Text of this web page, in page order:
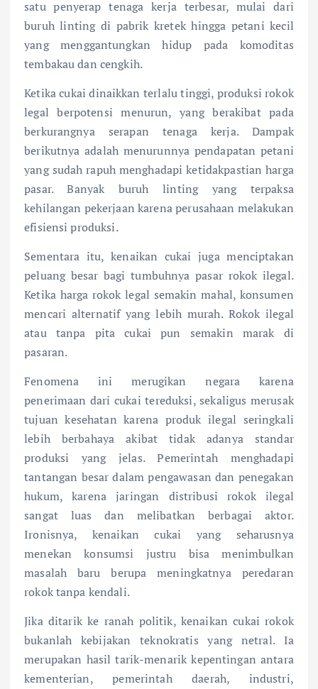
satu penyerap tenaga kerja terbesar, mulai dari
buruh linting di pabrik kretek hingga petani kecil
yang menggantungkan hidup pada komoditas
tembakau dan cengkih.
Ketika cukai dinaikkan terlalu tinggi, produksi rokok
legal berpotensi menurun, yang berakibat pada
berkurangnya serapan tenaga kerja. Dampak
berikutnya adalah menurunnya pendapatan petani
yang sudah rapuh menghadapi ketidakpastian harga
pasar. Banyak buruh linting yang terpaksa
kehilangan pekerjaan karena perusahaan melakukan
efisiensi produksi.
Sementara itu, kenaikan cukai juga menciptakan
peluang besar bagi tumbuhnya pasar rokok ilegal.
Ketika harga rokok legal semakin mahal, konsumen
mencari alternatif yang lebih murah. Rokok ilegal
atau tanpa pita cukai pun semakin marak di
pasaran.
Fenomena ini merugikan negara karena
penerimaan dari cukai tereduksi, sekaligus merusak
tujuan kesehatan karena produk ilegal seringkali
lebih berbahaya akibat tidak adanya standar
produksi yang jelas. Pemerintah menghadapi
tantangan besar dalam pengawasan dan penegakan
hukum, karena jaringan distribusi rokok ilegal
sangat luas dan melibatkan berbagai aktor.
Ironisnya, kenaikan cukai yang seharusnya
menekan konsumsi justru bisa menimbulkan
masalah baru berupa meningkatnya peredaran
rokok tanpa kendali.
Jika ditarik ke ranah politik, kenaikan cukai rokok
bukanlah kebijakan teknokratis yang netral. Ia
merupakan hasil tarik-menarik kepentingan antara
kementerian, pemerintah daerah, industri,